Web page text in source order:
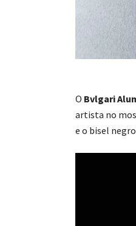
O Bvlgari
artista no
e o bisel